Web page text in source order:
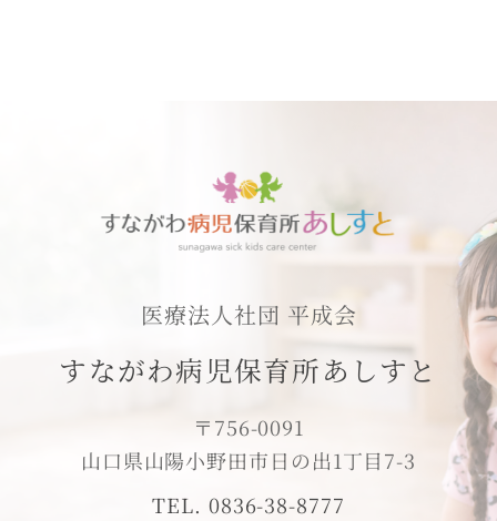
医療法人社団 平成会
すながわ病児保育所あしすと
〒756-0091
山口県山陽小野田市日の出1丁目7-3
TEL. 0836-38-8777